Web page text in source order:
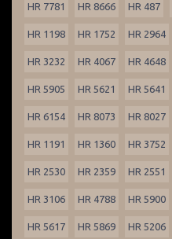
HR 7781 HR 8666 HR 487
HR 1198 HR 1752 HR 2964
HR 3232 HR 4067 HR 4648
HR 5905 HR 5621 HR 5641
HR 6154 HR 8073 HR 8027
HR 1191 HR 1360 HR 3752
HR 2530 HR 2359 HR 2551
HR 3106 HR 4788 HR 5900
HR 5617 HR 5869 HR 5206